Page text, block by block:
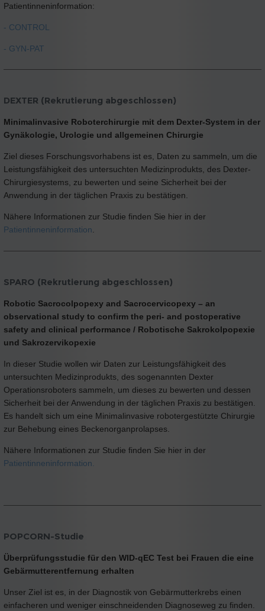
Patientinneninformation:
- CONTROL
- GYN-PAT
DEXTER (Rekrutierung abgeschlossen)
Minimalinvasive Roboterchirurgie mit dem Dexter-System in der
Gynäkologie, Urologie und allgemeinen Chirurgie
Ziel dieses Forschungsvorhabens ist es, Daten zu sammeln, um die
Leistungsfähigkeit des untersuchten Medizinprodukts, des Dexter-
Chirurgiesystems, zu bewerten und seine Sicherheit bei der
Anwendung in der täglichen Praxis zu bestätigen.
Nähere Informationen zur Studie finden Sie hier in der
Patientinneninformation
SPARO (Rekrutierung abgeschlossen)
Robotic Sacrocolpopexy and Sacrocervicopexy – an
observational study to confirm the peri- and postoperative
safety and clinical performance / Robotische Sakrokolpopexie
und Sakrozervikopexie
In dieser Studie wollen wir Daten zur Leistungsfähigkeit des
untersuchten Medizinprodukts, des sogenannten Dexter
Operationsroboters sammeln, um dieses zu bewerten und dessen
Sicherheit bei der Anwendung in der täglichen Praxis zu bestätigen.
Es handelt sich um eine Minimalinvasive robotergestützte Chirurgie
zur Behebung eines Beckenorganprolapses.
Nähere Informationen zur Studie finden Sie hier in der
Patientinneninformation.
POPCORN-Studie
Überprüfungsstudie für den WID-qEC Test bei Frauen die eine
Gebärmutterentfernung erhalten
Unser Ziel ist es, in der Diagnostik von Gebärmutterkrebs einen
einfacheren und weniger einschneidenden Diagnoseweg zu finden.